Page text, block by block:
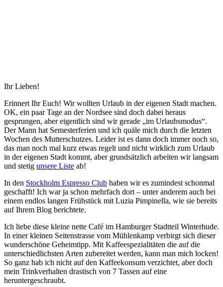
Ihr Lieben!
Erinnert Ihr Euch! Wir wollten Urlaub in der eigenen Stadt machen.
OK, ein paar Tage an der Nordsee sind doch dabei heraus
gesprungen, aber eigentlich sind wir gerade „im Urlaubsmodus“.
Der Mann hat Semesterferien und ich quäle mich durch die letzten
Wochen des Mutterschutzes. Leider ist es dann doch immer noch so,
das man noch mal kurz etwas regelt und nicht wirklich zum Urlaub
in der eigenen Stadt kommt, aber grundsätzlich arbeiten wir langsam
und stetig unsere Liste ab!
In den Stockholm Espresso Club haben wir es zumindest schonmal
geschafft! Ich war ja schon mehrfach dort – unter anderem auch bei
einem endlos langen Frühstück mit Luzia Pimpinella, wie sie bereits
auf Ihrem Blog berichtete.
Ich liebe diese kleine nette Café im Hamburger Stadtteil Winterhude.
In einer kleinen Seitenstrasse vom Mühlenkamp verbirgt sich dieser
wunderschöne Geheimtipp. Mit Kaffeespezialitäten die auf die
unterschiedlichsten Arten zubereitet werden, kann man mich locken!
So ganz hab ich nicht auf den Kaffeekonsum verzichtet, aber doch
mein Trinkverhalten drastisch von 7 Tassen auf eine
heruntergeschraubt.